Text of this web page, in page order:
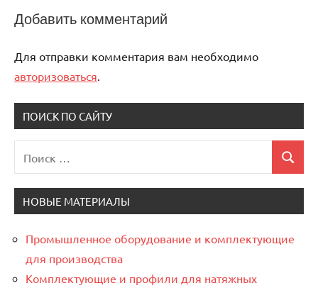
Добавить комментарий
Для отправки комментария вам необходимо
авторизоваться.
ПОИСК ПО САЙТУ
для:
Поиск
НОВЫЕ МАТЕРИАЛЫ
Промышленное оборудование и комплектующие
для производства
Комплектующие и профили для натяжных